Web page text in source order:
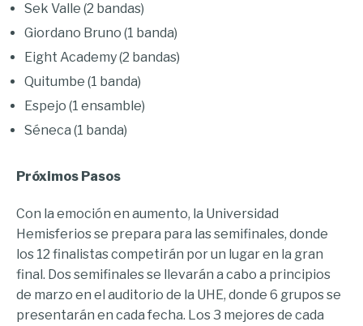
Sek Valle (2 bandas)
Giordano Bruno (1 banda)
Eight Academy (2 bandas)
Quitumbe (1 banda)
Espejo (1 ensamble)
Séneca (1 banda)
Próximos Pasos
Con la emoción en aumento, la Universidad
Hemisferios se prepara para las semifinales, donde
los 12 finalistas competirán por un lugar en la gran
final. Dos semifinales se llevarán a cabo a principios
de marzo en el auditorio de la UHE, donde 6 grupos se
presentarán en cada fecha. Los 3 mejores de cada